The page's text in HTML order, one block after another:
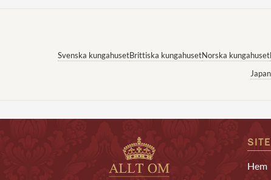
Svenska kungahusetBrittiska kungahusetNorska kungahuset
Hem